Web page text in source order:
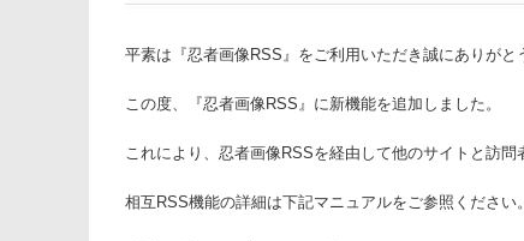
平素は『忍者画像RSS』をご利用いただき誠にありがと
この度、『忍者画像RSS』に新機能を追加しました。
これにより、忍者画像RSSを経由して他のサイトと訪問
相互RSS機能の詳細は下記マニュアルをご参照ください。